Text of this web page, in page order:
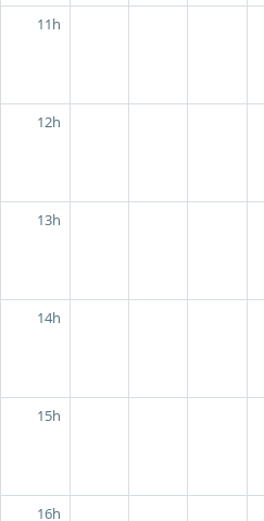
11h
12h
13h
14h
15h
16h